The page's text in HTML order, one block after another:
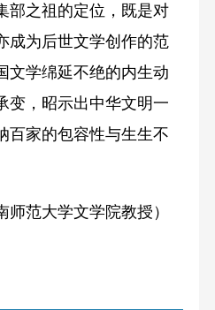
部之祖的定位，既是对
成为后世文学创作的范
文学绵延不绝的内生动
变，昭示出中华文明一
百家的包容性与生生不
范大学文学院教授）